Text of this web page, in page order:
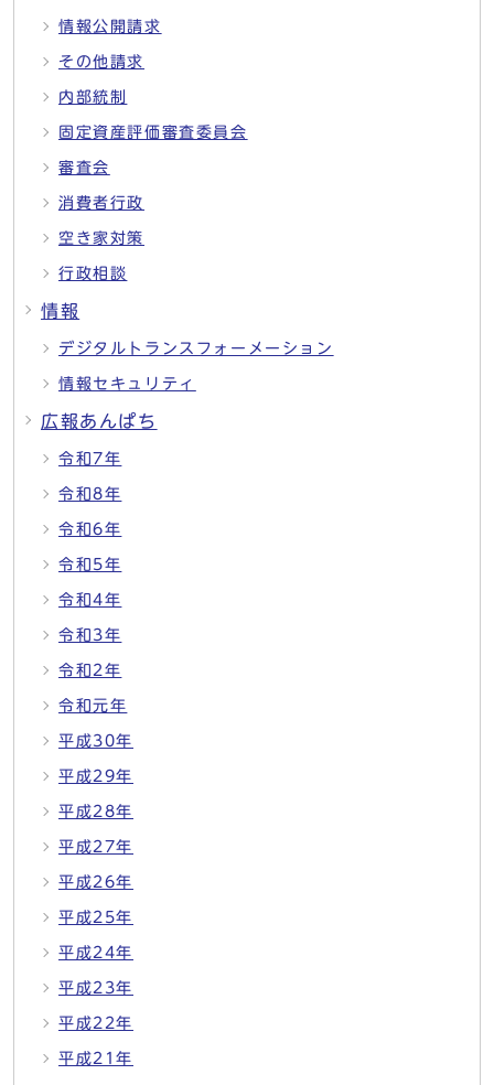
情報公開請求
その他請求
内部統制
固定資産評価審査委員会
審査会
消費者行政
空き家対策
行政相談
情報
デジタルトランスフォーメーション
情報セキュリティ
広報あんぱち
令和7年
令和8年
令和6年
令和5年
令和4年
令和3年
令和2年
令和元年
平成30年
平成29年
平成28年
平成27年
平成26年
平成25年
平成24年
平成23年
平成22年
平成21年